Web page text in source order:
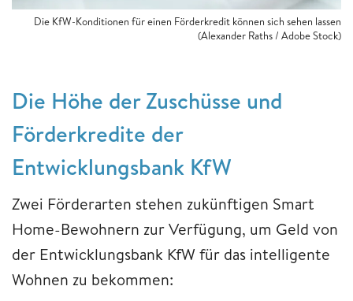
Die KfW-Konditionen für einen Förderkredit können sich sehen lassen
(Alexander Raths / Adobe Stock)
Die Höhe der Zuschüsse und
Förderkredite der
Entwicklungsbank KfW
Zwei Förderarten stehen zukünftigen Smart
Home-Bewohnern zur Verfügung, um Geld von
der Entwicklungsbank KfW für das intelligente
Wohnen zu bekommen: